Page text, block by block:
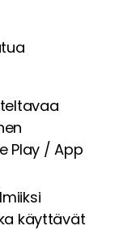
Play / App
käyttävät